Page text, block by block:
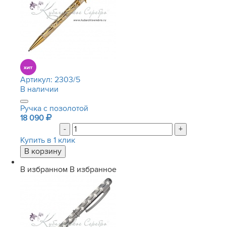
Артикул: 2303/5
В наличии
Ручка с позолотой
18 090
-
+
Купить в 1 клик
В избранном В избранное